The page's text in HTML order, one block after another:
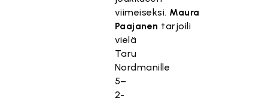
viimeiseksi. Maura
Paajanen tarjoili
vielä
Taru
Nordmanille
5–
2-